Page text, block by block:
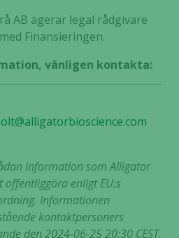
AB agerar legal rådgivare
Finansieringen.
vänligen kontakta:
information som Alligator
offentliggöra enligt EU:s
Informationen
kontaktpersoners
den 2024-06-25 20:30 CEST.